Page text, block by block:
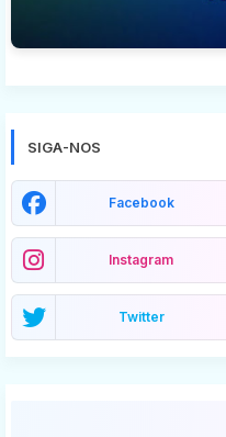
SIGA-NOS
Facebook
Instagram
Twitter